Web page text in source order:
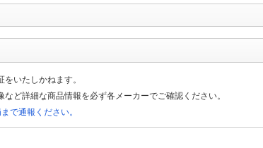
お越しください。 店頭では、各種クレジットカード・電子マネー・
した！
来るようになりました。 ※ご来店ご希望のお客様は事前に在庫確
いたしかねます。
ど詳細な商品情報を必ず各メーカーでご確認ください。
で通報ください。